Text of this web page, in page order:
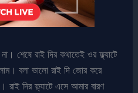
শেষে রাই দির কথাতেই ওর ফ্ল্যাটে
বলা ভালো রাই দি জোর করে
দির ফ্ল্যাটে এসে আমার বারণ